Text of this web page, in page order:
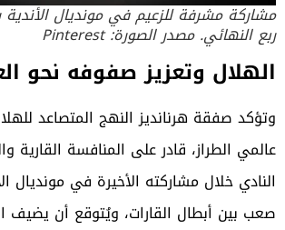
مشاركة مشرفة للزعيم في مونديال
ربع النهائي. مصدر الصورة: Pinterest
الهلال وتعزيز صفوفه نحو
وتؤكد صفقة هرنانديز النهج المتصاعد
عالمي الطراز، قادر على المنافسة القارية
النادي خلال مشاركته الأخيرة في مونديال
صعب بين أبطال القارات، ويُتوقع أن يضيف